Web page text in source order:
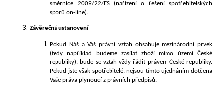
směrnice 2009/22/ES (nařízení o řešení spotřebitelských
sporů on-line).
Závěrečná ustanovení
Pokud Náš a Váš právní vztah obsahuje mezinárodní prvek
(tedy například budeme zasílat zboží mimo území České
republiky), bude se vztah vždy řádit právem České republiky.
Pokud jste však spotřebitelé, nejsou tímto ujednáním dotčena
Vaše práva plynoucí z právních předpisů.